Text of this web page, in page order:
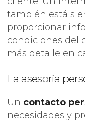
también está
proporcionar
condiciones del
más detalle en
La asesoría
Un contacto
necesidades y